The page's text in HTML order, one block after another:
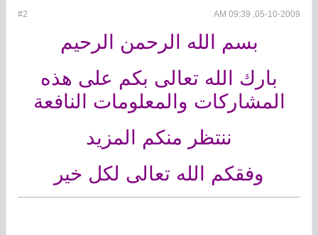
#2 05-10-2009, 09:39 AM
بسم الله الرحمن الرحيم
بارك الله تعالى بكم على هذه
المشاركات والمعلومات النافعة
ننتظر منكم المزيد
وفقكم الله تعالى لكل خير